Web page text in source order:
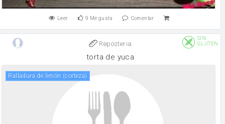
Leer 9 Me gusta Comentar
Reposteria
SIN
GLUTEN
torta de yuca
ralladura de limón (corteza)